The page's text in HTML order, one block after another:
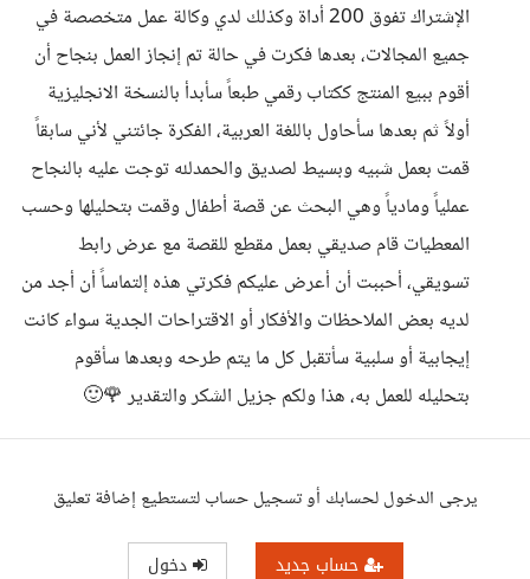
الإشتراك تفوق 200 أداة وكذلك لدي وكالة عمل متخصصة في
جميع المجالات، بعدها فكرت في حالة تم إنجاز العمل بنجاح أن
أقوم ببيع المنتج ككتاب رقمي طبعاً سأبدأ بالنسخة الانجليزية
أولاً ثم بعدها سأحاول باللغة العربية، الفكرة جائتني لأني سابقاً
قمت بعمل شبيه وبسيط لصديق والحمدلله توجت عليه بالنجاح
عملياً ومادياً وهي البحث عن قصة أطفال وقمت بتحليلها وحسب
المعطيات قام صديقي بعمل مقطع للقصة مع عرض رابط
تسويقي، أحببت أن أعرض عليكم فكرتي هذه إلتماساً أن أجد من
لديه بعض الملاحظات والأفكار أو الاقتراحات الجدية سواء كانت
إيجابية أو سلبية سأتقبل كل ما يتم طرحه وبعدها سأقوم
بتحليله للعمل به، هذا ولكم جزيل الشكر والتقدير 🌹🙂
يرجى الدخول لحسابك أو تسجيل حساب لتستطيع إضافة تعليق
حساب جديد دخول